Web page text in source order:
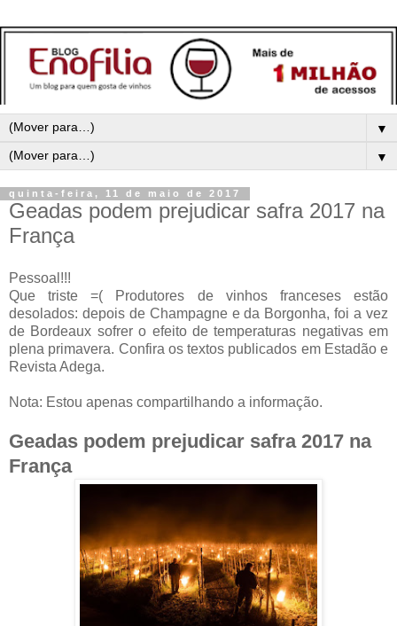
▼
▼
quinta-feira, 11 de maio de 2017
Geadas podem prejudicar safra 2017 na
França
Pessoal!!!
Que triste =( Produtores de vinhos franceses estão
desolados: depois de Champagne e da Borgonha, foi a vez
de Bordeaux sofrer o efeito de temperaturas negativas em
plena primavera. Confira os textos publicados em Estadão e
Revista Adega.
Nota: Estou apenas compartilhando a informação.
Geadas podem prejudicar safra 2017 na
França